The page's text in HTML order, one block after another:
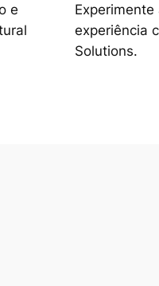
e
experiência
Solutions.